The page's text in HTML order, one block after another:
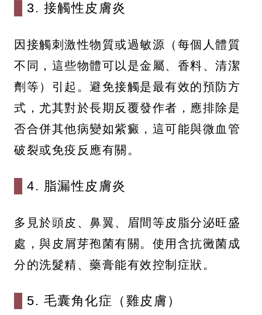
3. 接觸性皮膚炎
因接觸刺激性物質或過敏源（每個人體質
不同，這些物體可以是金屬、香料、清潔
劑等）引起。避免接觸是最有效的預防方
式，尤其對於長期反覆發作者，應排除是
否合併其他病變如紫癜，這可能與微血管
破裂或免疫反應有關。
4. 脂漏性皮膚炎
多見於頭皮、鼻翼、眉間等皮脂分泌旺盛
處，與皮屑芽孢菌有關。使用含抗黴菌成
分的洗髮精、藥膏能有效控制症狀。
5. 毛囊角化症（雞皮膚）